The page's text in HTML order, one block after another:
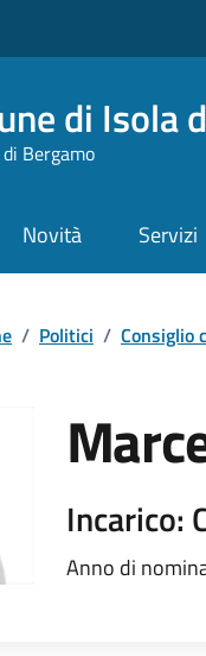
di Isola
Bergamo
Novità Servizi
/ Politici / Consiglio
Incarico:
Anno di